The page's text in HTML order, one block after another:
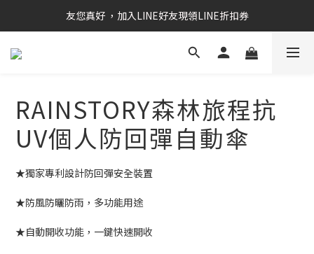
RAINSTORY會員招募中   加入會員即贈送購物金50元
友您真好 ，加入LINE好友現領LINE折扣券
RAINSTORY會員招募中   加入會員即贈送購物金50元
RAINSTORY森林旅程抗
UV個人防回彈自動傘
★獨家專利設計防回彈安全裝置
★防風防曬防雨，多功能用途
★自動開收功能，一鍵快速開收